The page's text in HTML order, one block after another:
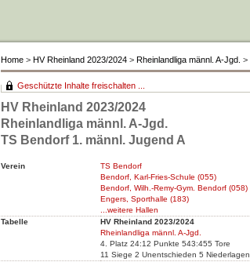
Home > HV Rheinland 2023/2024 > Rheinlandliga männl. A-Jgd. >
Geschützte Inhalte freischalten ...
HV Rheinland 2023/2024
Rheinlandliga männl. A-Jgd.
TS Bendorf 1. männl. Jugend A
Verein
TS Bendorf
Bendorf, Karl-Fries-Schule (055)
Bendorf, Wilh.-Remy-Gym. Bendorf (058)
Engers, Sporthalle (183)
...weitere Hallen
Tabelle
HV Rheinland 2023/2024
Rheinlandliga männl. A-Jgd.
4. Platz 24:12 Punkte 543:455 Tore
11 Siege 2 Unentschieden 5 Niederlagen